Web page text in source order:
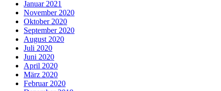
Januar 2021
November 2020
Oktober 2020
September 2020
August 2020
Juli 2020
Juni 2020
April 2020
März 2020
Februar 2020